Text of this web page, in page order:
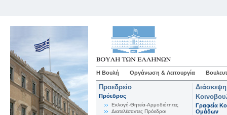
Η Βουλή Οργάνωση & Λειτουργία
Προεδρείο
Πρόεδρος
Εκλογή-Θητεία-Αρμοδιότητες
Διατελέσαντες Πρόεδροι
Γραφεία
Ομάδων